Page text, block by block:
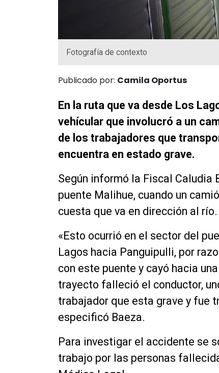
Fotografía de contexto
Publicado por: Camila Oportus
En la ruta que va desde Los
vehícular que involucró a un
de los trabajadores que
encuentra en estado grave.
Según informó la Fiscal Caludia
puente Malihue, cuando un
cuesta que va en dirección al río.
«Esto ocurrió en el sector del
Lagos hacia Panguipulli, por
con este puente y cayó hacia
trayecto falleció el conductor,
trabajador que esta grave y fue
especificó Baeza.
Para investigar el accidente se
trabajo por las personas